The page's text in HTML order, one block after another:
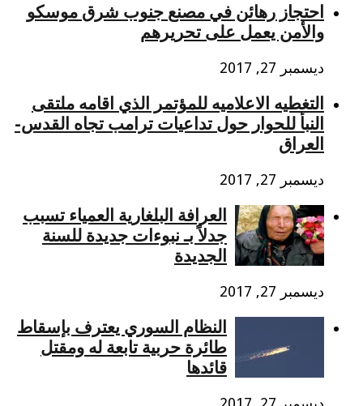
احتجاز رهائن في مصنع جنوب شرق موسكو
والأمن يعمل على تحريرهم
ديسمبر 27, 2017
التغطيه الاعلاميه للمؤتمر الذي اقامه ملتقى
النبأ للحوار حول تداعيات ترامب تجاه القدس-
العراق
ديسمبر 27, 2017
العرافة البلغارية العمياء تسبب
جدلاً بـ نبوءات جديدة للسنة
الجديدة
ديسمبر 27, 2017
النظام السوري يعترف بإسقاط
طائرة حربية تابعة له ومقتل
قائدها